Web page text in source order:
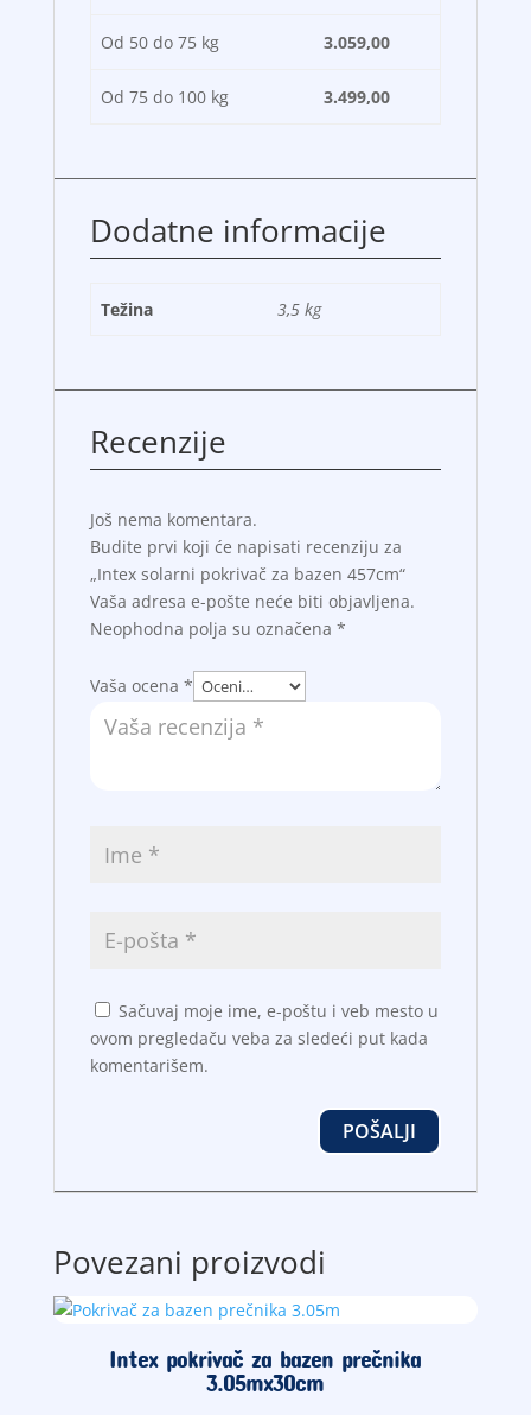
Od 50 do 75 kg 3.059,00
Od 75 do 100 kg 3.499,00
Dodatne informacije
Težina 3,5 kg
Recenzije
Još nema komentara.
Budite prvi koji će napisati recenziju za
„Intex solarni pokrivač za bazen 457cm“
Vaša adresa e-pošte neće biti objavljena.
Neophodna polja su označena *
Vaša ocena *
Sačuvaj moje ime, e-poštu i veb mesto u
ovom pregledaču veba za sledeći put kada
komentarišem.
Povezani proizvodi
Intex pokrivač za bazen prečnika
3.05mx30cm